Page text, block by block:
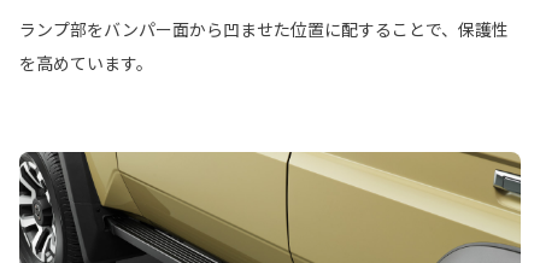
ランプ部をバンパー面から凹ませた位置に配することで、保護性
を高めています。